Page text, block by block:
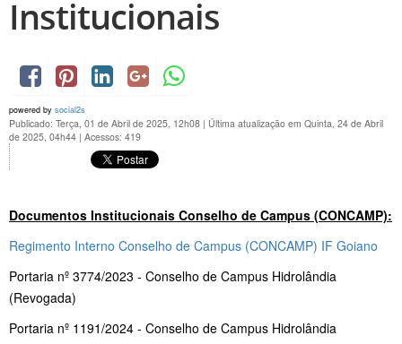
Institucionais
powered by social2s
Publicado: Terça, 01 de Abril de 2025, 12h08 | Última atualização em Quinta, 24 de Abril
de 2025, 04h44 | Acessos: 419
Documentos Institucionais Conselho de Campus (CONCAMP):
Regimento Interno Conselho de Campus (CONCAMP) IF Goiano
Portaria nº 3774/2023 - Conselho de Campus Hidrolândia
(Revogada)
Portaria nº 1191/2024 - Conselho de Campus Hidrolândia